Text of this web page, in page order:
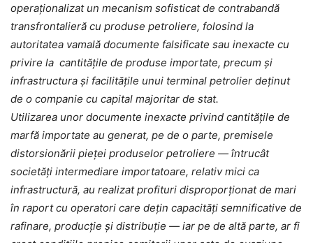
operaționalizat un mecanism sofisticat de contrabandă
transfrontalieră cu produse petroliere, folosind la
autoritatea vamală documente falsificate sau inexacte cu
privire la cantitățile de produse importate, precum și
infrastructura și facilitățile unui terminal petrolier deținut
de o companie cu capital majoritar de stat.
Utilizarea unor documente inexacte privind cantitățile de
marfă importate au generat, pe de o parte, premisele
distorsionării pieței produselor petroliere — întrucât
societăți intermediare importatoare, relativ mici ca
infrastructură, au realizat profituri disproporționat de mari
în raport cu operatori care dețin capacități semnificative de
rafinare, producție și distribuție — iar pe de altă parte, ar fi